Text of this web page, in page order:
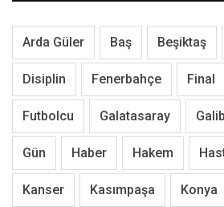
Arda Güler Baş Beşiktaş
Disiplin Fenerbahçe Final
Futbolcu Galatasaray
Gün Haber Hakem
Kanser Kasımpaşa Konya